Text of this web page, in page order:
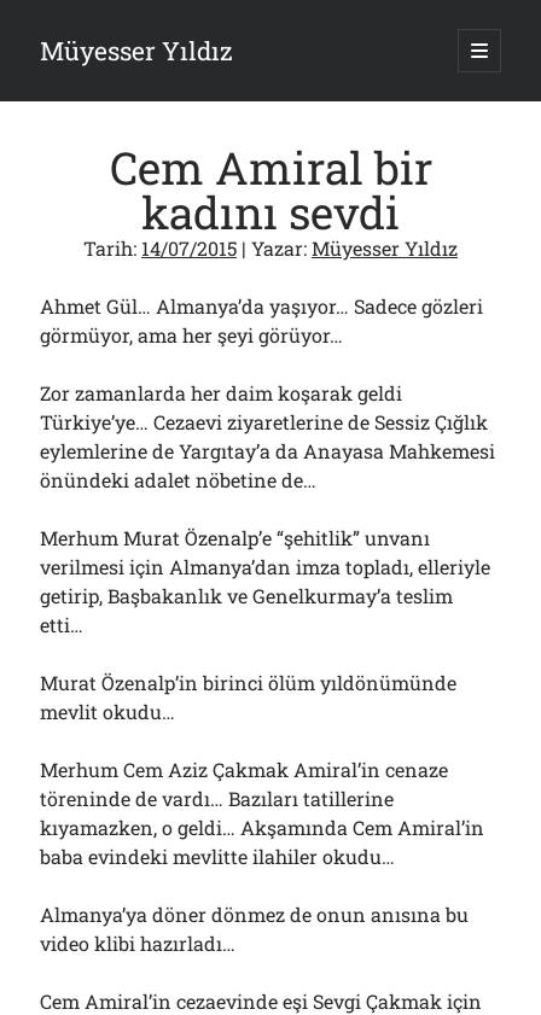
Müyesser Yıldız ana
Yan
Menü
Türkiye 2.0’a Gidiş!..
05/08/2026
Er Gaziler 20 Gün Sonra Gelen MSB Heyetine Böyle İsyan Etti:“Bizi
Teröristlere G……yle Güldürdünüz”
01/08/2026
Papazın “Komutanı” Ayasofya ve Patrikhane İçin ABD’yi Göreve
Bölmediğiniz Bir O Kalmıştı!..
29/07/2026
Arşivler
Arşivler
Cem Amiral bir
kadını sevdi
Tarih: 14/07/2015 | Yazar:Müyesser Yıldız
Ahmet Gül… Almanya’da yaşıyor… Sadece gözleri
görmüyor, ama her şeyi görüyor…
Zor zamanlarda her daim koşarak geldi
Türkiye’ye… Cezaevi ziyaretlerine de Sessiz Çığlık
eylemlerine de Yargıtay’a da Anayasa Mahkemesi
önündeki adalet nöbetine de…
Merhum Murat Özenalp’e “şehitlik” unvanı
verilmesi için Almanya’dan imza topladı, elleriyle
getirip, Başbakanlık ve Genelkurmay’a teslim
etti…
Murat Özenalp’in birinci ölüm yıldönümünde
mevlit okudu…
Merhum Cem Aziz Çakmak Amiral’in cenaze
töreninde de vardı… Bazıları tatillerine
kıyamazken, o geldi… Akşamında Cem Amiral’in
baba evindeki mevlitte ilahiler okudu…
Almanya’ya döner dönmez de onun anısına bu
video klibi hazırladı…
Cem Amiral’in cezaevinde eşi Sevgi Çakmak için